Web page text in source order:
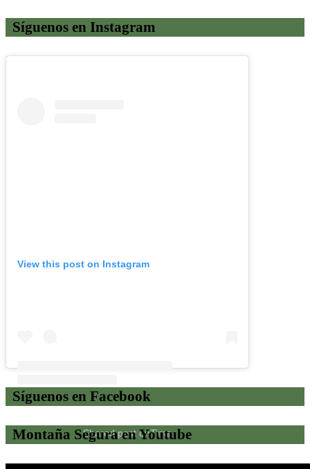
Síguenos en Instagram
View this post on Instagram
Shared post onTime
Síguenos en Facebook
Montaña Segura en Youtube